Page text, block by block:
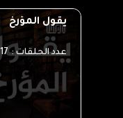
يقول المؤرخ
عدد الحلقات :17